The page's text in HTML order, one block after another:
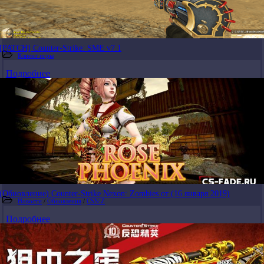
[PATCH] Counter-Strike: SME v7.1
Клиент игры
Подробнее
(Обновление) Counter-Strike Nexon: Zombies от (16 января 2019)
Новости / Обновления / CSN:Z
Подробнее